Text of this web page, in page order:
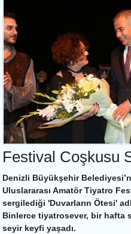
Festival Coşkusu
Denizli Büyükşehir
Uluslararası Amatör Tiyatro
sergilediği 'Duvarların Ötesi'
Binlerce tiyatrosever, bir hafta
seyir keyfi yaşadı.